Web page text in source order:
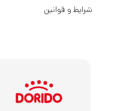
شرایط و قوانین